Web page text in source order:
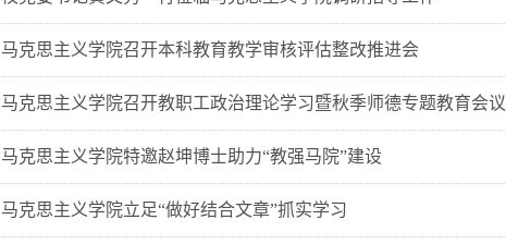
马克思主义学院召开本科教育教学审核评估整改推进会
马克思主义学院召开教职工政治理论学习暨秋季师德专题教育会议
马克思主义学院特邀赵坤博士助力“教强马院”建设
马克思主义学院立足“做好结合文章”抓实学习